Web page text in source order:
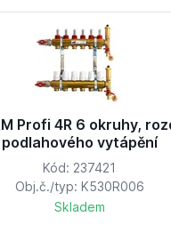
Profi 4R 6 okruhy,
podlahového vytápění
Kód: 237421
Obj.č./typ: K530R006
Skladem